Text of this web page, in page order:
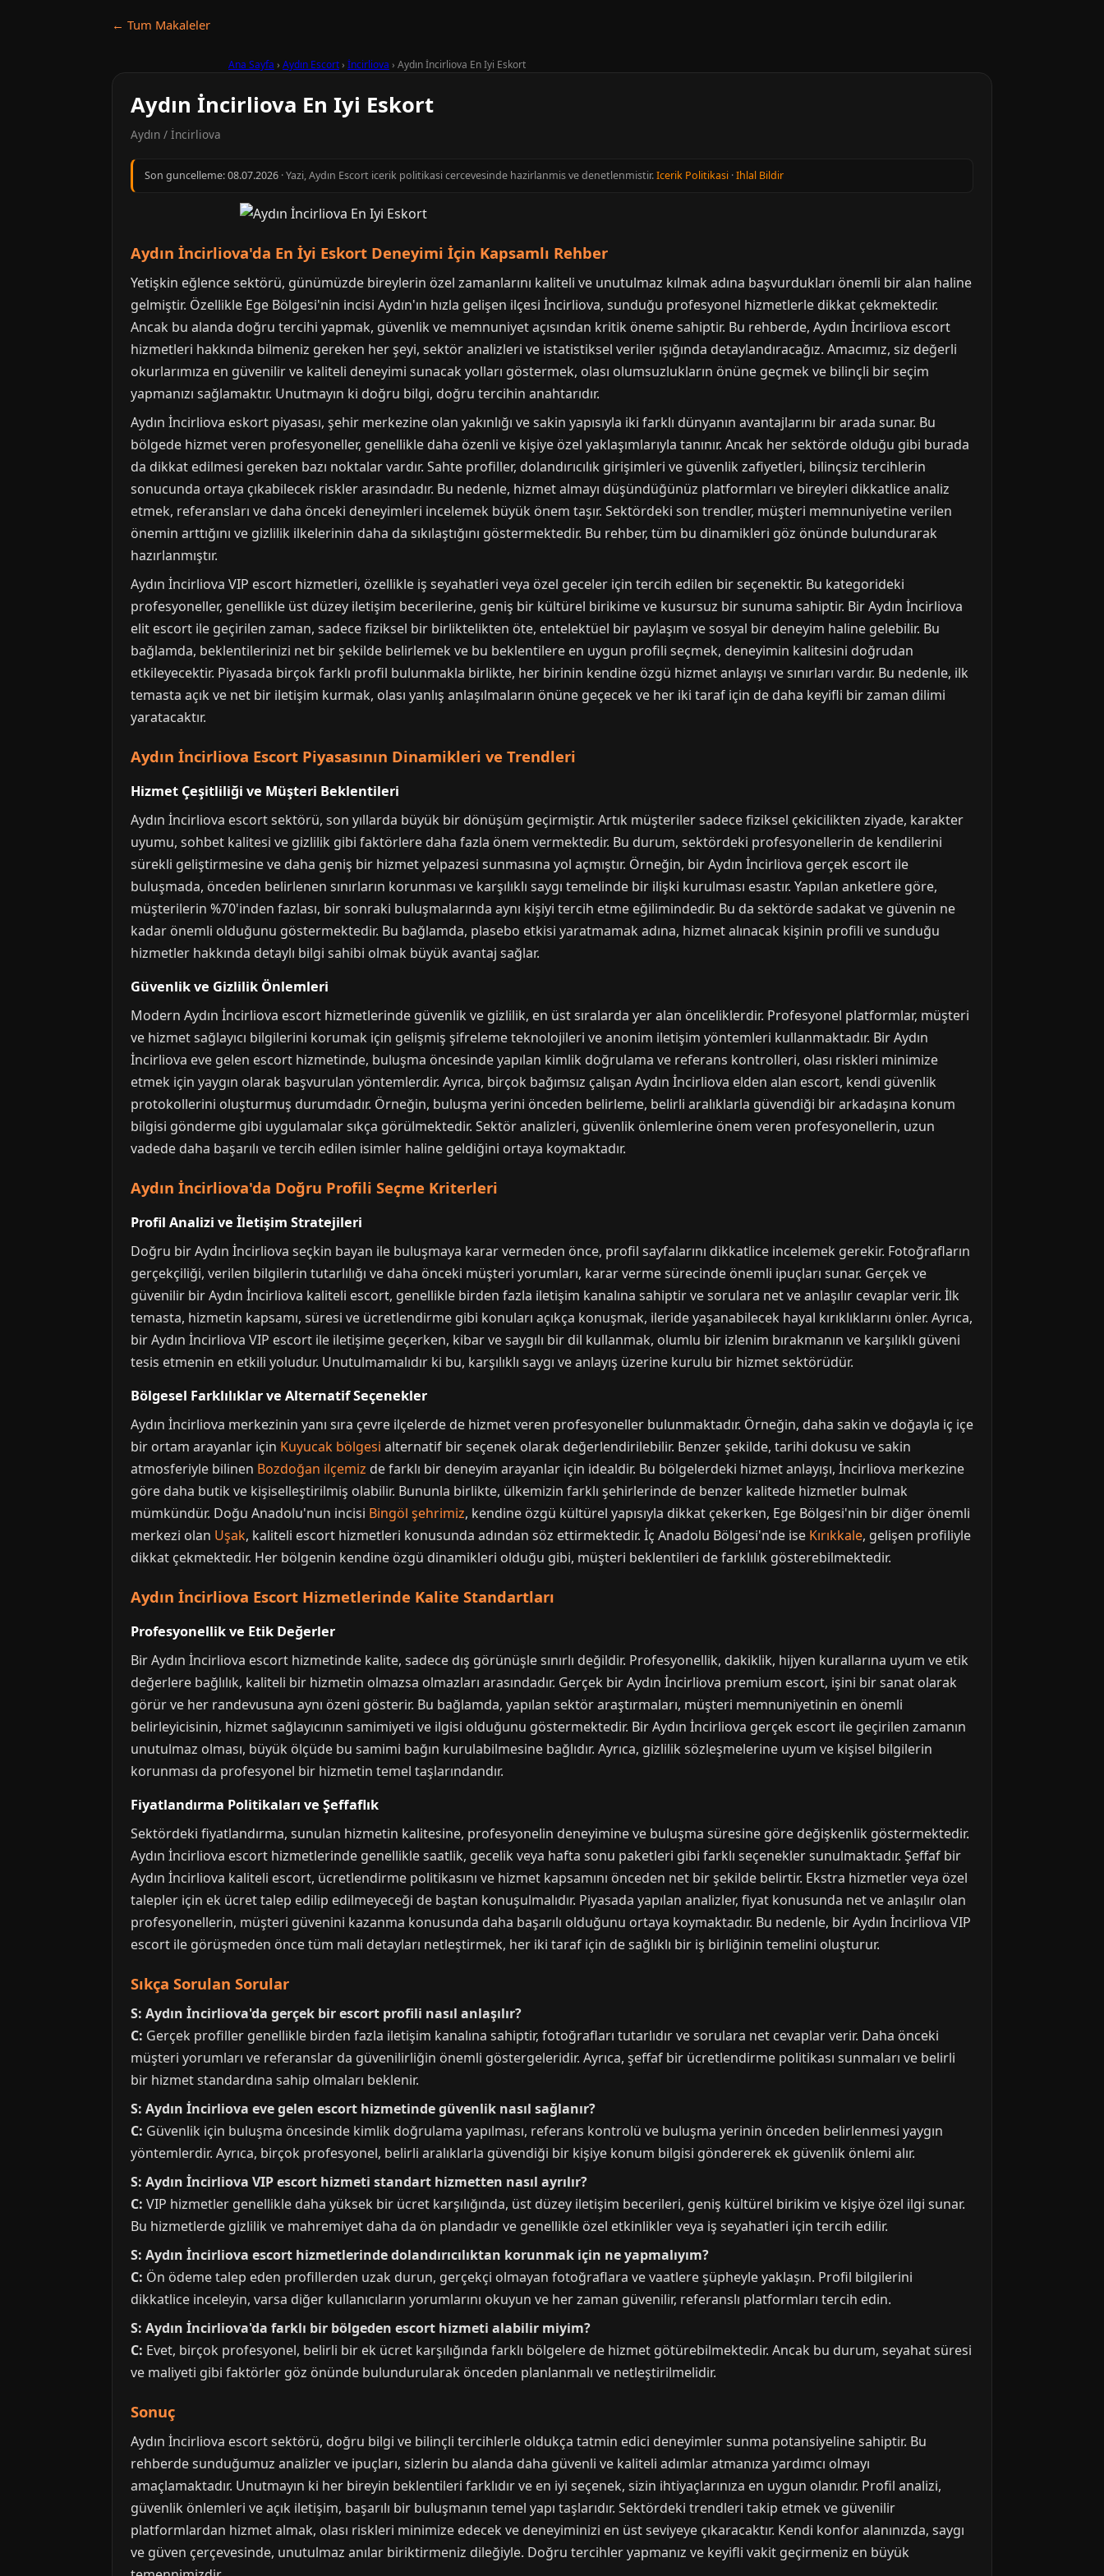
← Tum Makaleler
Ana Sayfa › Aydın Escort› İncirliova › Aydın İncirliova En Iyi Eskort
Aydın İncirliova En Iyi Eskort
Aydın / İncirliova
Son guncelleme:08.07.2026 · Yazi, Aydın Escort icerik politikasi cercevesinde hazirlanmis ve denetlenmistir.Icerik Politikasi ·Ihlal Bildir
Aydın İncirliova'da En İyi Eskort Deneyimi İçin Kapsamlı Rehber
Yetişkin eğlence sektörü, günümüzde bireylerin özel zamanlarını kaliteli ve unutulmaz kılmak adına başvurdukları önemli bir alan haline
gelmiştir. Özellikle Ege Bölgesi'nin incisi Aydın'ın hızla gelişen ilçesi İncirliova, sunduğu profesyonel hizmetlerle dikkat çekmektedir.
Ancak bu alanda doğru tercihi yapmak, güvenlik ve memnuniyet açısından kritik öneme sahiptir. Bu rehberde, Aydın İncirliova escort
hizmetleri hakkında bilmeniz gereken her şeyi, sektör analizleri ve istatistiksel veriler ışığında detaylandıracağız. Amacımız, siz değerli
okurlarımıza en güvenilir ve kaliteli deneyimi sunacak yolları göstermek, olası olumsuzlukların önüne geçmek ve bilinçli bir seçim
yapmanızı sağlamaktır. Unutmayın ki doğru bilgi, doğru tercihin anahtarıdır.
Aydın İncirliova eskort piyasası, şehir merkezine olan yakınlığı ve sakin yapısıyla iki farklı dünyanın avantajlarını bir arada sunar. Bu
bölgede hizmet veren profesyoneller, genellikle daha özenli ve kişiye özel yaklaşımlarıyla tanınır. Ancak her sektörde olduğu gibi burada
da dikkat edilmesi gereken bazı noktalar vardır. Sahte profiller, dolandırıcılık girişimleri ve güvenlik zafiyetleri, bilinçsiz tercihlerin
sonucunda ortaya çıkabilecek riskler arasındadır. Bu nedenle, hizmet almayı düşündüğünüz platformları ve bireyleri dikkatlice analiz
etmek, referansları ve daha önceki deneyimleri incelemek büyük önem taşır. Sektördeki son trendler, müşteri memnuniyetine verilen
önemin arttığını ve gizlilik ilkelerinin daha da sıkılaştığını göstermektedir. Bu rehber, tüm bu dinamikleri göz önünde bulundurarak
hazırlanmıştır.
Aydın İncirliova VIP escort hizmetleri, özellikle iş seyahatleri veya özel geceler için tercih edilen bir seçenektir. Bu kategorideki
profesyoneller, genellikle üst düzey iletişim becerilerine, geniş bir kültürel birikime ve kusursuz bir sunuma sahiptir. Bir Aydın İncirliova
elit escort ile geçirilen zaman, sadece fiziksel bir birliktelikten öte, entelektüel bir paylaşım ve sosyal bir deneyim haline gelebilir. Bu
bağlamda, beklentilerinizi net bir şekilde belirlemek ve bu beklentilere en uygun profili seçmek, deneyimin kalitesini doğrudan
etkileyecektir. Piyasada birçok farklı profil bulunmakla birlikte, her birinin kendine özgü hizmet anlayışı ve sınırları vardır. Bu nedenle, ilk
temasta açık ve net bir iletişim kurmak, olası yanlış anlaşılmaların önüne geçecek ve her iki taraf için de daha keyifli bir zaman dilimi
yaratacaktır.
Aydın İncirliova Escort Piyasasının Dinamikleri ve Trendleri
Hizmet Çeşitliliği ve Müşteri Beklentileri
Aydın İncirliova escort sektörü, son yıllarda büyük bir dönüşüm geçirmiştir. Artık müşteriler sadece fiziksel çekicilikten ziyade, karakter
uyumu, sohbet kalitesi ve gizlilik gibi faktörlere daha fazla önem vermektedir. Bu durum, sektördeki profesyonellerin de kendilerini
sürekli geliştirmesine ve daha geniş bir hizmet yelpazesi sunmasına yol açmıştır. Örneğin, bir Aydın İncirliova gerçek escort ile
buluşmada, önceden belirlenen sınırların korunması ve karşılıklı saygı temelinde bir ilişki kurulması esastır. Yapılan anketlere göre,
müşterilerin %70'inden fazlası, bir sonraki buluşmalarında aynı kişiyi tercih etme eğilimindedir. Bu da sektörde sadakat ve güvenin ne
kadar önemli olduğunu göstermektedir. Bu bağlamda, plasebo etkisi yaratmamak adına, hizmet alınacak kişinin profili ve sunduğu
hizmetler hakkında detaylı bilgi sahibi olmak büyük avantaj sağlar.
Güvenlik ve Gizlilik Önlemleri
Modern Aydın İncirliova escort hizmetlerinde güvenlik ve gizlilik, en üst sıralarda yer alan önceliklerdir. Profesyonel platformlar, müşteri
ve hizmet sağlayıcı bilgilerini korumak için gelişmiş şifreleme teknolojileri ve anonim iletişim yöntemleri kullanmaktadır. Bir Aydın
İncirliova eve gelen escort hizmetinde, buluşma öncesinde yapılan kimlik doğrulama ve referans kontrolleri, olası riskleri minimize
etmek için yaygın olarak başvurulan yöntemlerdir. Ayrıca, birçok bağımsız çalışan Aydın İncirliova elden alan escort, kendi güvenlik
protokollerini oluşturmuş durumdadır. Örneğin, buluşma yerini önceden belirleme, belirli aralıklarla güvendiği bir arkadaşına konum
bilgisi gönderme gibi uygulamalar sıkça görülmektedir. Sektör analizleri, güvenlik önlemlerine önem veren profesyonellerin, uzun
vadede daha başarılı ve tercih edilen isimler haline geldiğini ortaya koymaktadır.
Aydın İncirliova'da Doğru Profili Seçme Kriterleri
Profil Analizi ve İletişim Stratejileri
Doğru bir Aydın İncirliova seçkin bayan ile buluşmaya karar vermeden önce, profil sayfalarını dikkatlice incelemek gerekir. Fotoğrafların
gerçekçiliği, verilen bilgilerin tutarlılığı ve daha önceki müşteri yorumları, karar verme sürecinde önemli ipuçları sunar. Gerçek ve
güvenilir bir Aydın İncirliova kaliteli escort, genellikle birden fazla iletişim kanalına sahiptir ve sorulara net ve anlaşılır cevaplar verir. İlk
temasta, hizmetin kapsamı, süresi ve ücretlendirme gibi konuları açıkça konuşmak, ileride yaşanabilecek hayal kırıklıklarını önler. Ayrıca,
bir Aydın İncirliova VIP escort ile iletişime geçerken, kibar ve saygılı bir dil kullanmak, olumlu bir izlenim bırakmanın ve karşılıklı güveni
tesis etmenin en etkili yoludur. Unutulmamalıdır ki bu, karşılıklı saygı ve anlayış üzerine kurulu bir hizmet sektörüdür.
Bölgesel Farklılıklar ve Alternatif Seçenekler
Aydın İncirliova merkezinin yanı sıra çevre ilçelerde de hizmet veren profesyoneller bulunmaktadır. Örneğin, daha sakin ve doğayla iç içe
bir ortam arayanlar için Kuyucak bölgesi alternatif bir seçenek olarak değerlendirilebilir. Benzer şekilde, tarihi dokusu ve sakin
atmosferiyle bilinen Bozdoğan ilçemiz de farklı bir deneyim arayanlar için idealdir. Bu bölgelerdeki hizmet anlayışı, İncirliova merkezine
göre daha butik ve kişiselleştirilmiş olabilir. Bununla birlikte, ülkemizin farklı şehirlerinde de benzer kalitede hizmetler bulmak
mümkündür. Doğu Anadolu'nun incisi Bingöl şehrimiz, kendine özgü kültürel yapısıyla dikkat çekerken, Ege Bölgesi'nin bir diğer önemli
merkezi olan Uşak, kaliteli escort hizmetleri konusunda adından söz ettirmektedir. İç Anadolu Bölgesi'nde ise Kırıkkale, gelişen profiliyle
dikkat çekmektedir. Her bölgenin kendine özgü dinamikleri olduğu gibi, müşteri beklentileri de farklılık gösterebilmektedir.
Aydın İncirliova Escort Hizmetlerinde Kalite Standartları
Profesyonellik ve Etik Değerler
Bir Aydın İncirliova escort hizmetinde kalite, sadece dış görünüşle sınırlı değildir. Profesyonellik, dakiklik, hijyen kurallarına uyum ve etik
değerlere bağlılık, kaliteli bir hizmetin olmazsa olmazları arasındadır. Gerçek bir Aydın İncirliova premium escort, işini bir sanat olarak
görür ve her randevusuna aynı özeni gösterir. Bu bağlamda, yapılan sektör araştırmaları, müşteri memnuniyetinin en önemli
belirleyicisinin, hizmet sağlayıcının samimiyeti ve ilgisi olduğunu göstermektedir. Bir Aydın İncirliova gerçek escort ile geçirilen zamanın
unutulmaz olması, büyük ölçüde bu samimi bağın kurulabilmesine bağlıdır. Ayrıca, gizlilik sözleşmelerine uyum ve kişisel bilgilerin
korunması da profesyonel bir hizmetin temel taşlarındandır.
Fiyatlandırma Politikaları ve Şeffaflık
Sektördeki fiyatlandırma, sunulan hizmetin kalitesine, profesyonelin deneyimine ve buluşma süresine göre değişkenlik göstermektedir.
Aydın İncirliova escort hizmetlerinde genellikle saatlik, gecelik veya hafta sonu paketleri gibi farklı seçenekler sunulmaktadır. Şeffaf bir
Aydın İncirliova kaliteli escort, ücretlendirme politikasını ve hizmet kapsamını önceden net bir şekilde belirtir. Ekstra hizmetler veya özel
talepler için ek ücret talep edilip edilmeyeceği de baştan konuşulmalıdır. Piyasada yapılan analizler, fiyat konusunda net ve anlaşılır olan
profesyonellerin, müşteri güvenini kazanma konusunda daha başarılı olduğunu ortaya koymaktadır. Bu nedenle, bir Aydın İncirliova VIP
escort ile görüşmeden önce tüm mali detayları netleştirmek, her iki taraf için de sağlıklı bir iş birliğinin temelini oluşturur.
Sıkça Sorulan Sorular
S: Aydın İncirliova'da gerçek bir escort profili nasıl anlaşılır?
C: Gerçek profiller genellikle birden fazla iletişim kanalına sahiptir, fotoğrafları tutarlıdır ve sorulara net cevaplar verir. Daha önceki
müşteri yorumları ve referanslar da güvenilirliğin önemli göstergeleridir. Ayrıca, şeffaf bir ücretlendirme politikası sunmaları ve belirli
bir hizmet standardına sahip olmaları beklenir.
S: Aydın İncirliova eve gelen escort hizmetinde güvenlik nasıl sağlanır?
C: Güvenlik için buluşma öncesinde kimlik doğrulama yapılması, referans kontrolü ve buluşma yerinin önceden belirlenmesi yaygın
yöntemlerdir. Ayrıca, birçok profesyonel, belirli aralıklarla güvendiği bir kişiye konum bilgisi göndererek ek güvenlik önlemi alır.
S: Aydın İncirliova VIP escort hizmeti standart hizmetten nasıl ayrılır?
C: VIP hizmetler genellikle daha yüksek bir ücret karşılığında, üst düzey iletişim becerileri, geniş kültürel birikim ve kişiye özel ilgi sunar.
Bu hizmetlerde gizlilik ve mahremiyet daha da ön plandadır ve genellikle özel etkinlikler veya iş seyahatleri için tercih edilir.
S: Aydın İncirliova escort hizmetlerinde dolandırıcılıktan korunmak için ne yapmalıyım?
C: Ön ödeme talep eden profillerden uzak durun, gerçekçi olmayan fotoğraflara ve vaatlere şüpheyle yaklaşın. Profil bilgilerini
dikkatlice inceleyin, varsa diğer kullanıcıların yorumlarını okuyun ve her zaman güvenilir, referanslı platformları tercih edin.
S: Aydın İncirliova'da farklı bir bölgeden escort hizmeti alabilir miyim?
C: Evet, birçok profesyonel, belirli bir ek ücret karşılığında farklı bölgelere de hizmet götürebilmektedir. Ancak bu durum, seyahat süresi
ve maliyeti gibi faktörler göz önünde bulundurularak önceden planlanmalı ve netleştirilmelidir.
Sonuç
Aydın İncirliova escort sektörü, doğru bilgi ve bilinçli tercihlerle oldukça tatmin edici deneyimler sunma potansiyeline sahiptir. Bu
rehberde sunduğumuz analizler ve ipuçları, sizlerin bu alanda daha güvenli ve kaliteli adımlar atmanıza yardımcı olmayı
amaçlamaktadır. Unutmayın ki her bireyin beklentileri farklıdır ve en iyi seçenek, sizin ihtiyaçlarınıza en uygun olanıdır. Profil analizi,
güvenlik önlemleri ve açık iletişim, başarılı bir buluşmanın temel yapı taşlarıdır. Sektördeki trendleri takip etmek ve güvenilir
platformlardan hizmet almak, olası riskleri minimize edecek ve deneyiminizi en üst seviyeye çıkaracaktır. Kendi konfor alanınızda, saygı
ve güven çerçevesinde, unutulmaz anılar biriktirmeniz dileğiyle. Doğru tercihler yapmanız ve keyifli vakit geçirmeniz en büyük